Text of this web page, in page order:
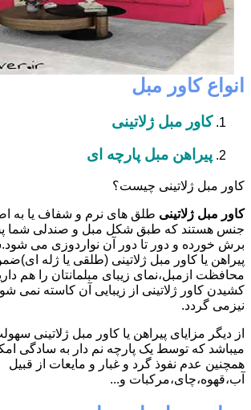
انواع کاور مبل
کاور مبل ژلاتینی
پیراهن مبل پارچه ای
کاور مبل ژلاتینی چیست؟
کاور مبل ژلاتینی طلق های نرم و شفاف یا به
جنس هستند که طبق شکل مبل و صندلی شما
برش خورده و دور تا دور آن نواردوزی می
پیراهن یا کاور مبل ژلاتینی (طلقی یا ژله
محافظت ازمبل،نمای زیبای مبلمانتان را هم
کشیدن کاور ژلاتینی از زیبایی آن کاسته نمی
نیزمی گردد.
از دیگر مزایای پیراهن یا کاور مبل ژلاتینی
میباشد که توسط یک پارچه نم دار به سادگی
همچنین عدم نفوذ گرد و غبار و مایعات از قبیل
آب،قهوه،چای،مرکبات و...